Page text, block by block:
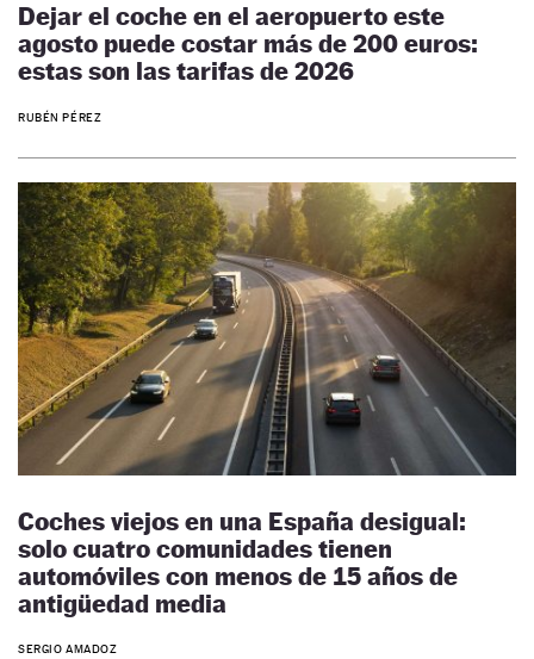
Dejar el coche en el aeropuerto este
agosto puede costar más de 200 euros:
estas son las tarifas de 2026
RUBÉN PÉREZ
Coches viejos en una España desigual:
solo cuatro comunidades tienen
automóviles con menos de 15 años de
antigüedad media
SERGIO AMADOZ